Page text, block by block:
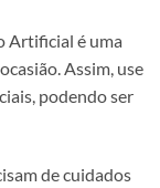
Artificial é uma
Assim, use
podendo ser
de cuidados